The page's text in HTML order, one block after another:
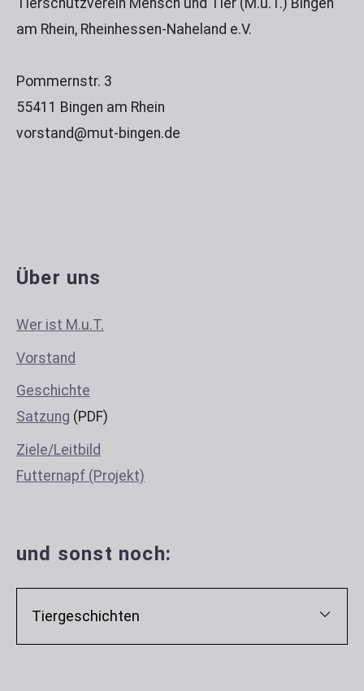
Tierschutzverein Mensch und Tier (M.u.T.) Bingen
am Rhein, Rheinhessen-Naheland e.V.
Pommernstr. 3
55411 Bingen am Rhein
vorstand@mut-bingen.de
Über uns
Wer ist M.u.T.
Vorstand
Geschichte
Satzung (PDF)
Ziele/Leitbild
Futternapf (Projekt)
und sonst noch:
Tiergeschichten